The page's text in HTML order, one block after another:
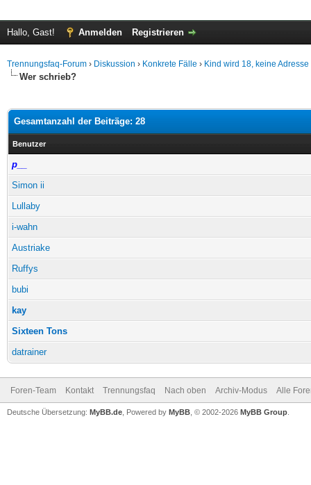
Hallo, Gast! Anmelden Registrieren
Trennungsfaq-Forum › Diskussion › Konkrete Fälle › Kind wird 18, keine
Wer schrieb?
Gesamtanzahl der Beiträge: 28
Benutzer
p__
Simon ii
Lullaby
i-wahn
Austriake
Ruffys
bubi
kay
Sixteen Tons
datrainer
Foren-Team Kontakt Trennungsfaq Nach oben Archiv-Modus Alle
Deutsche Übersetzung: MyBB.de , Powered by MyBB , © 2002-2026 MyBB Group